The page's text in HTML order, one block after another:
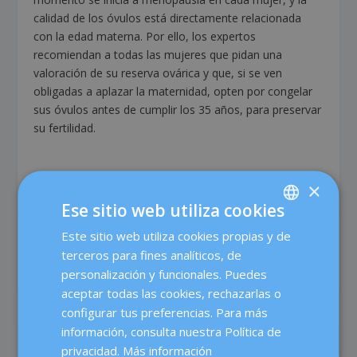
calidad de los óvulos está directamente relacionada
con la edad materna. Por ello, los expertos
recomiendan a todas las mujeres que pidan una
valoración de su reserva ovárica y que, si se ven
obligadas a aplazar la maternidad, opten por congelar
sus óvulos antes de cumplir los 35 años, para preservar
su fertilidad.
COMPARTIR: VALORACIÓN:
ANTERIOR SIGUIENTE
SPANISH
×
Ese sitio web utiliza cookies
Este sitio web utiliza cookies propias y de
terceros para fines analíticos, de
personalización y funcionales. Puedes
aceptar todas las cookies, rechazarlas o
configurar tus preferencias. Para más
información, consulta nuestra Política de
privacidad. Más información